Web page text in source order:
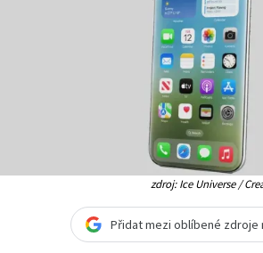
zdroj: Ice Universe /
Přidat mezi oblíbené zdroje